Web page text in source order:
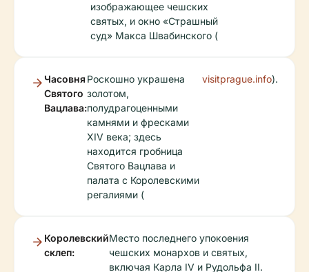
изображающее чешских
святых, и окно «Страшный
суд» Макса Швабинского (
Часовня
Святого
Вацлава:
Роскошно украшена
золотом,
полудрагоценными
камнями и фресками
XIV века; здесь
находится гробница
Святого Вацлава и
палата с Королевскими
регалиями (
visitprague.info).
Королевский
склеп:
Место последнего упокоения
чешских монархов и святых,
включая Карла IV и Рудольфа II.